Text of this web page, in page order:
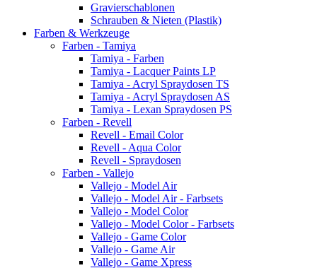
Gravierschablonen
Schrauben & Nieten (Plastik)
Farben & Werkzeuge
Farben - Tamiya
Tamiya - Farben
Tamiya - Lacquer Paints LP
Tamiya - Acryl Spraydosen TS
Tamiya - Acryl Spraydosen AS
Tamiya - Lexan Spraydosen PS
Farben - Revell
Revell - Email Color
Revell - Aqua Color
Revell - Spraydosen
Farben - Vallejo
Vallejo - Model Air
Vallejo - Model Air - Farbsets
Vallejo - Model Color
Vallejo - Model Color - Farbsets
Vallejo - Game Color
Vallejo - Game Air
Vallejo - Game Xpress